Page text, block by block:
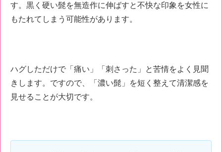
す。黒く硬い髭を無造作に伸ばすと不快な印象を女性に
もたれてしまう可能性があります。
ハグしただけで「痛い」「刺さった」と苦情をよく見聞
きします。ですので、「濃い髭」を短く整えて清潔感を
見せることが大切です。